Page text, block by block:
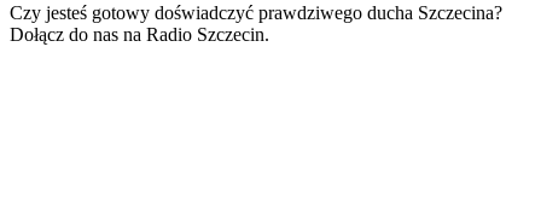
Czy jesteś gotowy doświadczyć prawdziwego ducha Szczecina?
Dołącz do nas na Radio Szczecin.